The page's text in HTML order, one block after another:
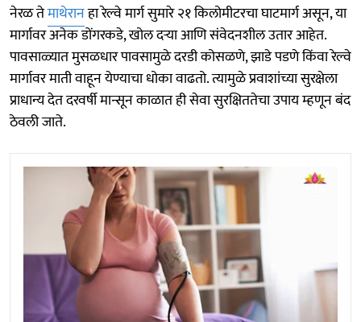
नेरळ तेमाथेरानहा रेल्वे मार्ग सुमारे २१ किलोमीटरचा घाटमार्ग असून, या
मार्गावर अनेक डोंगरकडे, खोल दऱ्या आणि संवेदनशील उतार आहेत.
पावसाळ्यात मुसळधार पावसामुळे दरडी कोसळणे, झाडे पडणे किंवा रेल्वे
मार्गावर माती वाहून येण्याचा धोका वाढतो. त्यामुळे प्रवाशांच्या सुरक्षेला
प्राधान्य देत दरवर्षी मान्सून काळात ही सेवा सुरक्षिततेचा उपाय म्हणून बंद
ठेवली जाते.